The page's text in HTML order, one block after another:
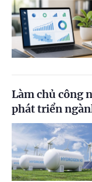
Làm chủ công
phát triển